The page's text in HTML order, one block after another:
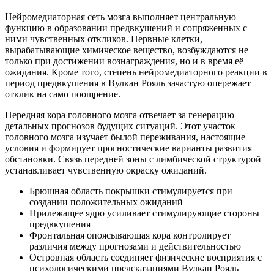
Нейромедиаторная сеть мозга выполняет центральную
функцию в образовании предвкушений и сопряженных с
ними чувственных откликов. Нервные клетки,
вырабатывающие химическое вещество, возбуждаются не
только при достижении вознаграждения, но и в время её
ожидания. Кроме того, степень нейромедиаторного реакции в
период предвкушения в Вулкан Рояль зачастую опережает
отклик на само поощрение.
Передняя кора головного мозга отвечает за генерацию
детальных прогнозов будущих ситуаций. Этот участок
головного мозга изучает былой переживания, настоящие
условия и формирует прогностические варианты развития
обстановки. Связь передней зоны с лимбической структурой
устанавливает чувственную окраску ожиданий.
Брюшная область покрышки стимулируется при
создании положительных ожиданий
Прилежащее ядро усиливает стимулирующие стороны
предвкушения
Фронтальная опоясывающая кора контролирует
различия между прогнозами и действительностью
Островная область соединяет физические восприятия с
психологическими предсказаниями Вулкан Рояль